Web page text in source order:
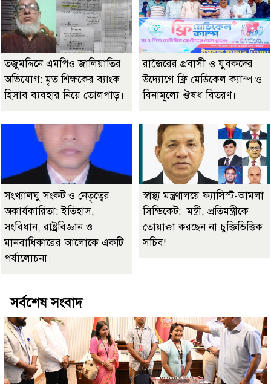
তজুমদ্দিনে এমপিও জালিয়াতির
অভিযোগ: মৃত শিক্ষকের ব্যাংক
হিসাব ব্যবহার নিয়ে তোলপাড়।
রাজৈরের‌ প্রবাসী ও যুবকদের
উদ্যোগে ফ্রি মেডিকেল ক্যাম্প ও
বিনামূল্যে ঔষধ বিতরণ।
সংখ্যালঘু সংকট ও নেতৃত্বের
অকার্যকারিতা: ইতিহাস,
সংবিধান, রাষ্ট্রবিজ্ঞান ও
মানবাধিকারের আলোকে একটি
পর্যালোচনা।
স্বাস্থ্য মন্ত্রণালয়ে ফ্যাসিস্ট-আমলা
সিন্ডিকেট: মন্ত্রী, প্রতিমন্ত্রীকে
তোয়াক্কা করছেন না চুক্তিভিত্তিক
সচিব!
সর্বশেষ সংবাদ